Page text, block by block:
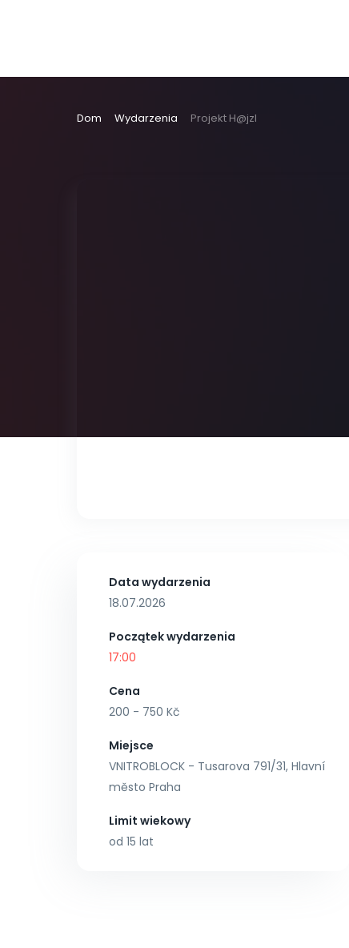
Dom Wydarzenia Projekt H@jzl
Data wydarzenia
18.07.2026
Początek wydarzenia
17:00
Cena
200 - 750 Kč
Miejsce
VNITROBLOCK - Tusarova 791/31, Hlavní
město Praha
Limit wiekowy
od 15 lat